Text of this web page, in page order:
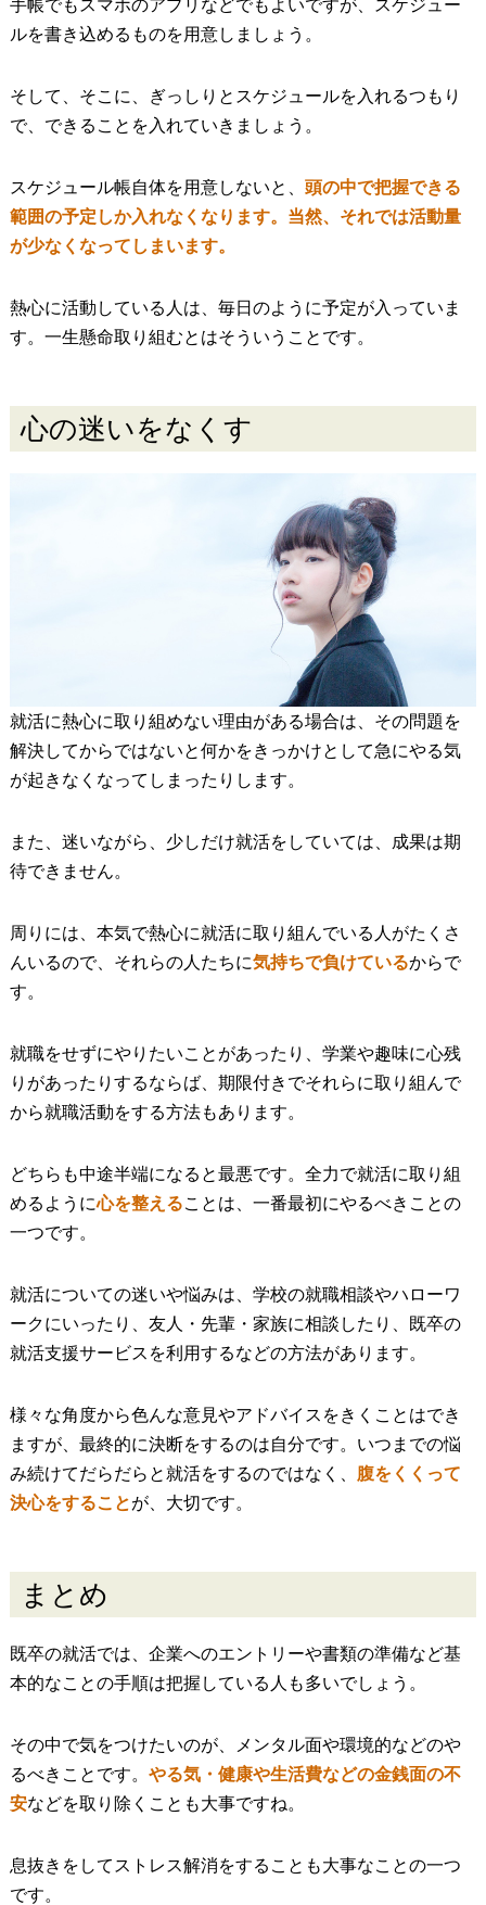
手帳でもスマホのアプリなどでもよいですが、スケジュー
ルを書き込めるものを用意しましょう。
そして、そこに、ぎっしりとスケジュールを入れるつもり
で、できることを入れていきましょう。
スケジュール帳自体を用意しないと、 頭の中で把握できる
範囲の予定しか入れなくなります。当然、それでは活動量
が少なくなってしまいます。
熱心に活動している人は、毎日のように予定が入っていま
す。一生懸命取り組むとはそういうことです。
心の迷いをなくす
就活に熱心に取り組めない理由がある場合は、その問題を
解決してからではないと何かをきっかけとして急にやる気
が起きなくなってしまったりします。
また、迷いながら、少しだけ就活をしていては、成果は期
待できません。
周りには、本気で熱心に就活に取り組んでいる人がたくさ
んいるので、それらの人たちに気持ちで負けているからで
す。
就職をせずにやりたいことがあったり、学業や趣味に心残
りがあったりするならば、期限付きでそれらに取り組んで
から就職活動をする方法もあります。
どちらも中途半端になると最悪です。全力で就活に取り組
めるように心を整えることは、一番最初にやるべきことの
一つです。
就活についての迷いや悩みは、学校の就職相談やハローワ
ークにいったり、友人・先輩・家族に相談したり、既卒の
就活支援サービスを利用するなどの方法があります。
様々な角度から色んな意見やアドバイスをきくことはでき
ますが、最終的に決断をするのは自分です。いつまでの悩
み続けてだらだらと就活をするのではなく、 腹をくくって
決心をすることが、大切です。
まとめ
既卒の就活では、企業へのエントリーや書類の準備など基
本的なことの手順は把握している人も多いでしょう。
その中で気をつけたいのが、メンタル面や環境的などのや
るべきことです。 やる気・健康や生活費などの金銭面の不
安などを取り除くことも大事ですね。
息抜きをしてストレス解消をすることも大事なことの一つ
です。